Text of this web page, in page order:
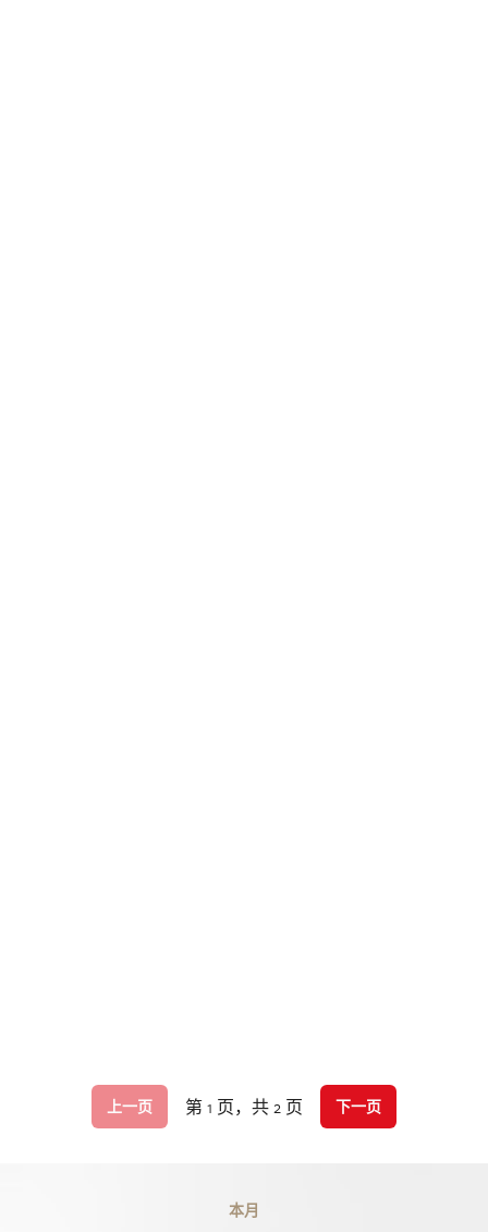
上一页 第 1 页，共 2 页 下一页
本月